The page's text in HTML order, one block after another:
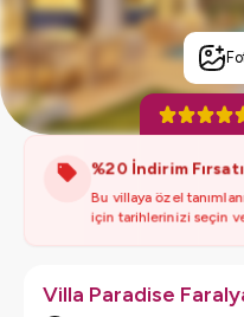
%20 İndirim
Bu villaya özel
için tarihlerinizi seçin
Villa Paradise